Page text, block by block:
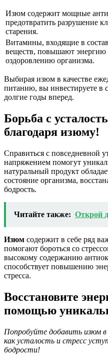
Изюм содержит мощные
предотвратить разрушение
старения.
Витамины, входящие в
веществ, повышают энергию
оздоровлению организма.
Выбирая изюм в качестве
питанию, вы инвестируете в
долгие годы вперед.
Борьба с
благодаря изюму!
Справиться с повседневной
напряжением помогут
натуральный продукт
состояние организма,
бодрость.
Читайте также: Открой
Изюм содержит в себе ряд
помогают бороться со
высокому содержанию
способствует повышению
стресса.
Восстановите
помощью
Попробуйте добавить изюм в
как усталость и стресс
бодрости!